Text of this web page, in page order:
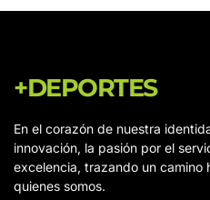
+DEPORTES
En el corazón de nuestra
innovación, la pasión por el
excelencia, trazando un camino
quienes somos.